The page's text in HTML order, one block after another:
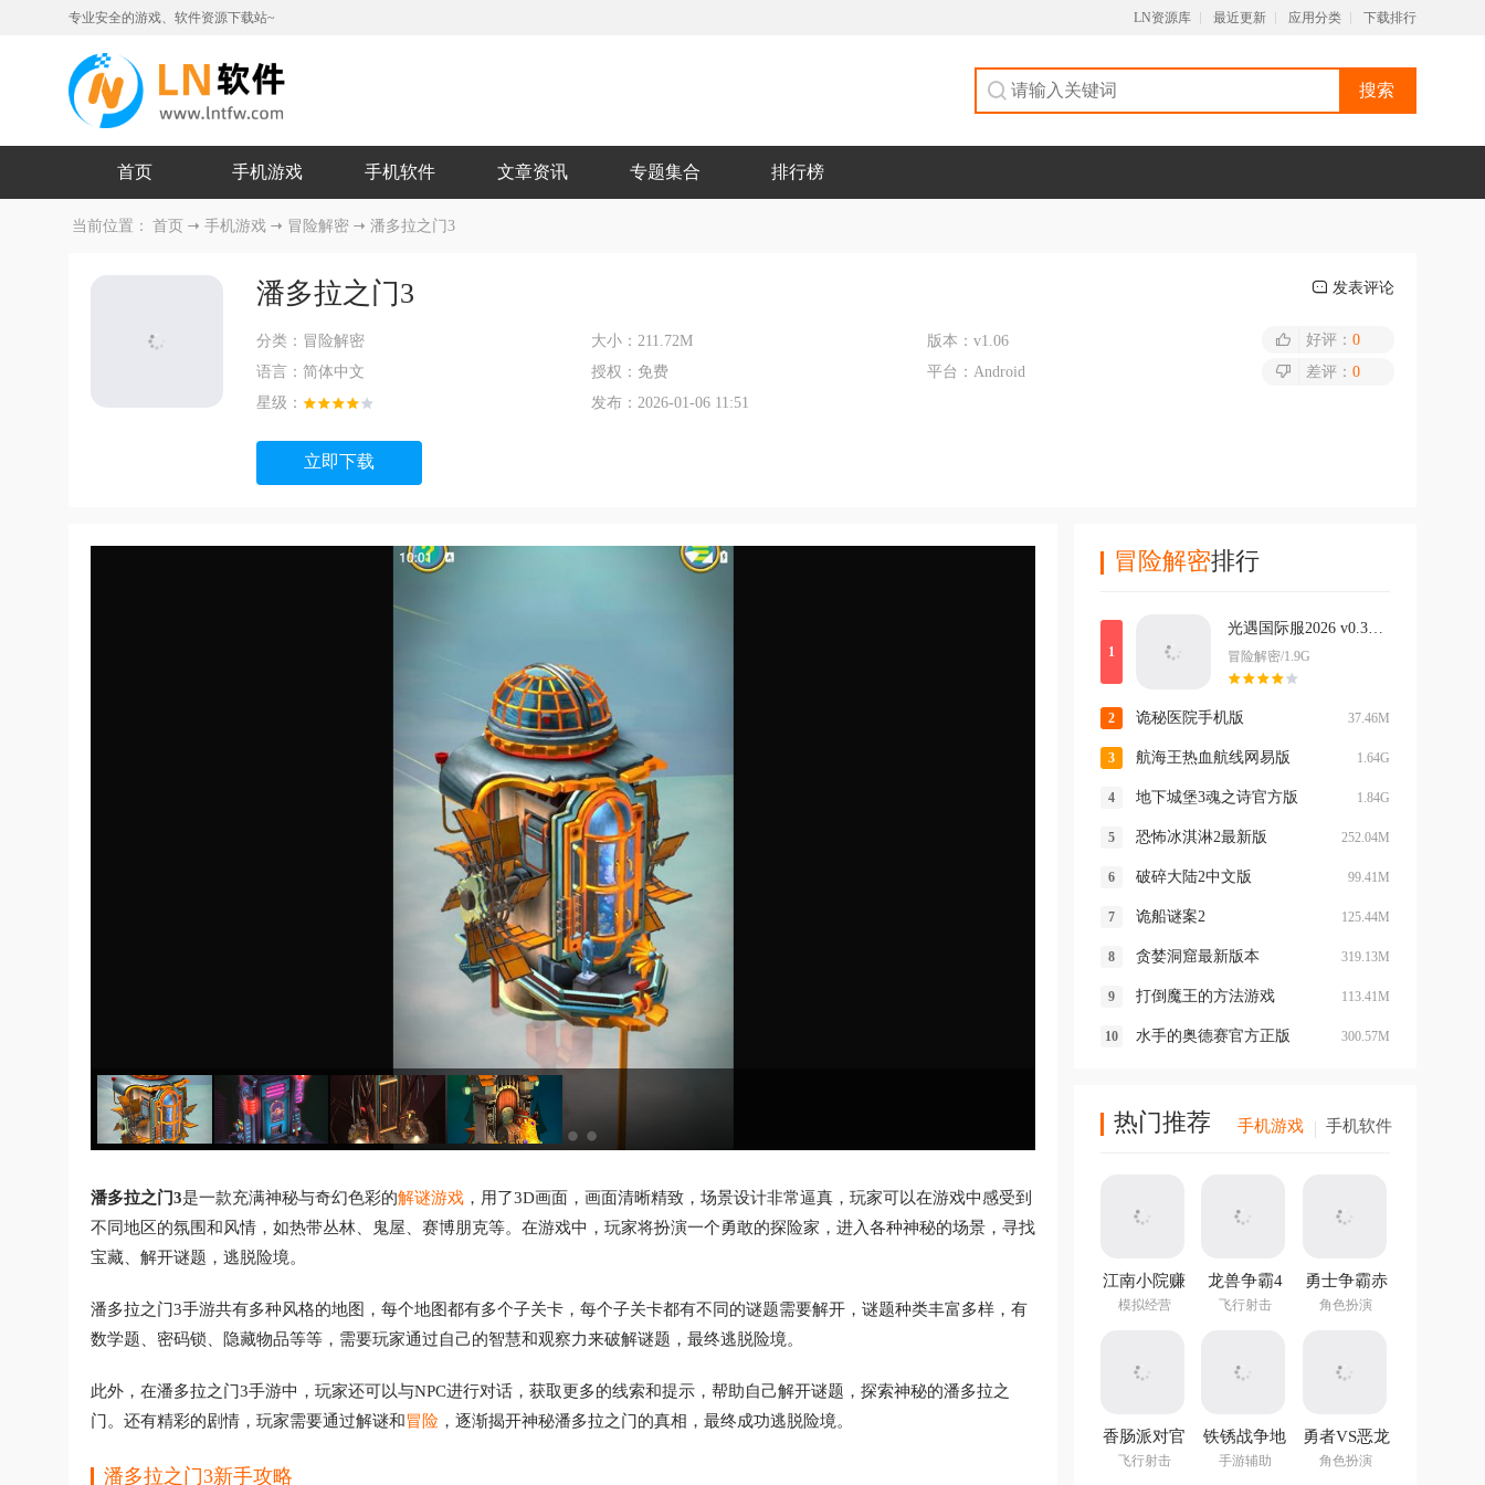
专业安全的游戏、软件资源下载站~ LN资源库 最近更新 应用分类 下载排行
搜索
首页 手机游戏 手机软件 文章资讯 专题集合 排行榜
当前位置： 首页 手机游戏 冒险解密 潘多拉之门3
潘多拉之门3 发表评论
分类： 冒险解密 大小：211.72M 版本： v1.06
语言： 简体中文 授权： 免费 平台： Android
星级：
发布：2026-01-06 11:51
好评： 0
差评： 0
立即下载
潘多拉之门3是一款充满神秘与奇幻色彩的解谜游戏 ，用了3D画面，画面清晰精致，场景设计非常逼真，玩家可以在游戏中感受到
不同地区的氛围和风情，如热带丛林、鬼屋、赛博朋克等。在游戏中，玩家将扮演一个勇敢的探险家，进入各种神秘的场景，寻找
宝藏、解开谜题，逃脱险境。
潘多拉之门3手游共有多种风格的地图，每个地图都有多个子关卡，每个子关卡都有不同的谜题需要解开，谜题种类丰富多样，有
数学题、密码锁、隐藏物品等等，需要玩家通过自己的智慧和观察力来破解谜题，最终逃脱险境。
此外，在潘多拉之门3手游中，玩家还可以与NPC进行对话，获取更多的线索和提示，帮助自己解开谜题，探索神秘的潘多拉之
门。还有精彩的剧情，玩家需要通过解谜和冒险 ，逐渐揭开神秘潘多拉之门的真相，最终成功逃脱险境。
潘多拉之门3新手攻略
冒险解密排行
冒险解密/1.9G
诡秘医院手机版 37.46M
航海王热血航线网易版 1.64G
地下城堡3魂之诗官方版 1.84G
恐怖冰淇淋2最新版 252.04M
破碎大陆2中文版 99.41M
诡船谜案2 125.44M
贪婪洞窟最新版本 319.13M
打倒魔王的方法游戏 113.41M
水手的奥德赛官方正版 300.57M
热门推荐 手机游戏 手机软件
江南小院赚
钱游戏
模拟经营
龙兽争霸4
手游
飞行射击
勇士争霸赤
胆联盟
角色扮演
香肠派对官
方正版
飞行射击
铁锈战争地
图编辑器中
手游辅助
勇者VS恶龙
手游
角色扮演